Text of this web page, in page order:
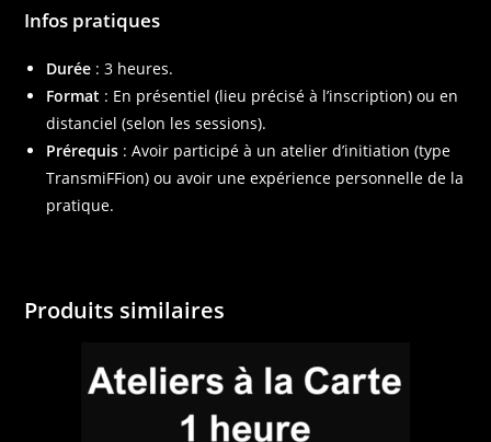
Infos pratiques
Durée : 3 heures.
Format : En présentiel (lieu précisé à l’inscription) ou en
distanciel (selon les sessions).
Prérequis :Avoir participé à un atelier d’initiation (type
TransmiFFion) ou avoir une expérience personnelle de la
pratique.
Produits similaires